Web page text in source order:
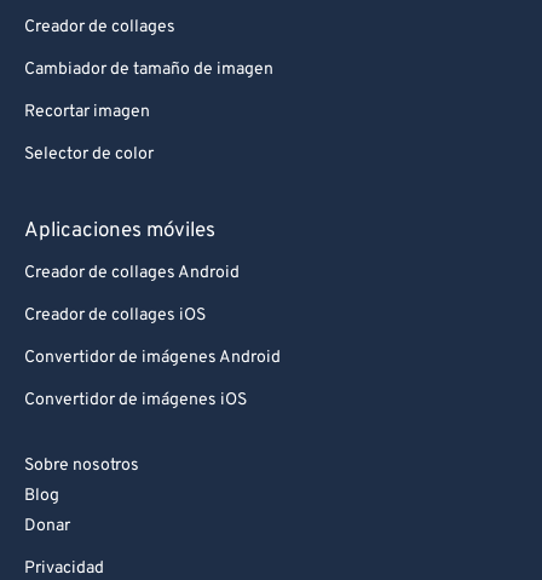
Creador de collages
Cambiador de tamaño de imagen
Recortar imagen
Selector de color
Aplicaciones móviles
Creador de collages Android
Creador de collages iOS
Convertidor de imágenes Android
Convertidor de imágenes iOS
Sobre nosotros
Blog
Donar
Privacidad